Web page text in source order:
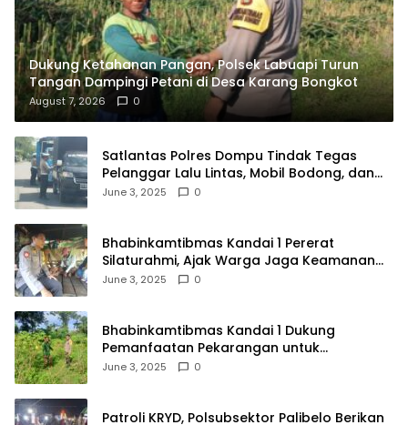
Dukung Ketahanan Pangan, Polsek Labuapi Turun
Tangan Dampingi Petani di Desa Karang Bongkot
August 7, 2026 0
Satlantas Polres Dompu Tindak Tegas
Pelanggar Lalu Lintas, Mobil Bodong, dan
Kendaraan Tak Bayar Pajak
June 3, 2025 0
Bhabinkamtibmas Kandai 1 Pererat
Silaturahmi, Ajak Warga Jaga Keamanan
Lingkungan
June 3, 2025 0
Bhabinkamtibmas Kandai 1 Dukung
Pemanfaatan Pekarangan untuk
Ketahanan Pangan Menuju Indonesia Emas
June 3, 2025 0
Patroli KRYD, Polsubsektor Palibelo Berikan